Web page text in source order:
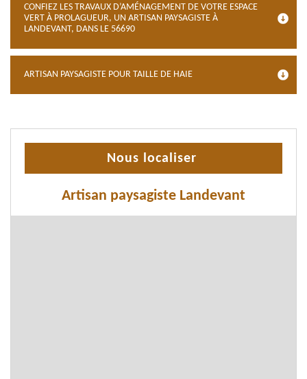
CONFIEZ LES TRAVAUX D’AMÉNAGEMENT DE VOTRE ESPACE
VERT À PROLAGUEUR, UN ARTISAN PAYSAGISTE À
LANDEVANT, DANS LE 56690
ARTISAN PAYSAGISTE POUR TAILLE DE HAIE
Nous localiser
Artisan paysagiste Landevant